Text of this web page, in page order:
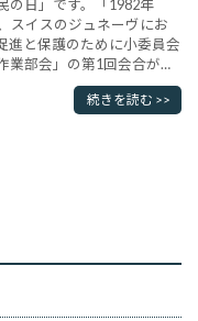
の日」です。「1982年
スイスのジュネーヴにお
進と保護のために小委員会
業部会」の第1回会合が開
3億7000万人の先住民がお
。世界中に多くの先住民が
育・健康・経済・社会開発
直･･･
続きを読む >>